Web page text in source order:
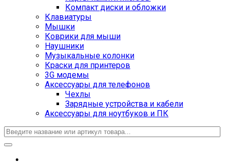
Компакт диски и обложки
Клавиатуры
Мышки
Коврики для мыши
Наушники
Музыкальные колонки
Краски для принтеров
3G модемы
Аксессуары для телефонов
Чехлы
Зарядные устройства и кабели
Аксессуары для ноутбуков и ПК